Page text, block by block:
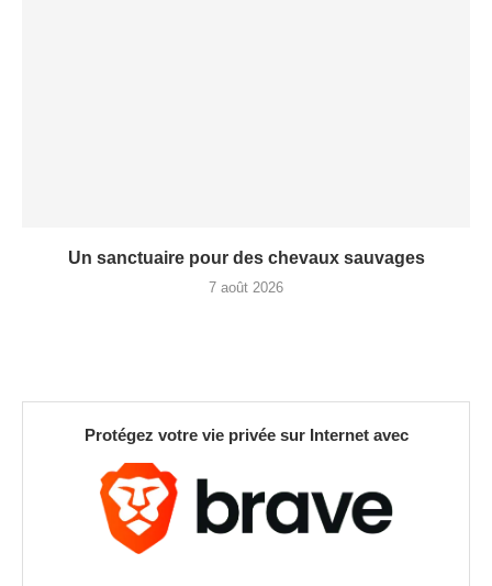
Un sanctuaire pour des chevaux sauvages
7 août 2026
Protégez votre vie privée sur Internet avec